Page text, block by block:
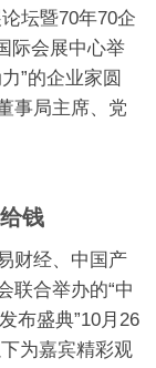
坛暨70年70企
际会展中心举
”的企业家圆
事局主席、党
钱
财经、中国产
联合举办的“中
布盛典”10月26
为嘉宾精彩观